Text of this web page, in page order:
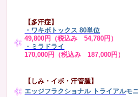
【多汗症】
・ ワキボトックス 80単位
49,800円（税込み 54,780円）
・ミラドライ
170,000円（税込み 187,000円）
【しみ・イボ・汗管腫】
エッジフラクショナル トライアルモ